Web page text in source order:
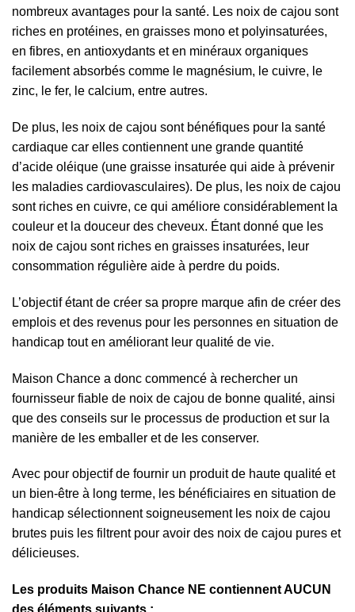
nombreux avantages pour la santé. Les noix de cajou sont
riches en protéines, en graisses mono et polyinsaturées,
en fibres, en antioxydants et en minéraux organiques
facilement absorbés comme le magnésium, le cuivre, le
zinc, le fer, le calcium, entre autres.
De plus, les noix de cajou sont bénéfiques pour la santé
cardiaque car elles contiennent une grande quantité
d’acide oléique (une graisse insaturée qui aide à prévenir
les maladies cardiovasculaires). De plus, les noix de cajou
sont riches en cuivre, ce qui améliore considérablement la
couleur et la douceur des cheveux. Étant donné que les
noix de cajou sont riches en graisses insaturées, leur
consommation régulière aide à perdre du poids.
L’objectif étant de créer sa propre marque afin de créer des
emplois et des revenus pour les personnes en situation de
handicap tout en améliorant leur qualité de vie.
Maison Chance a donc commencé à rechercher un
fournisseur fiable de noix de cajou de bonne qualité, ainsi
que des conseils sur le processus de production et sur la
manière de les emballer et de les conserver.
Avec pour objectif de fournir un produit de haute qualité et
un bien-être à long terme, les bénéficiaires en situation de
handicap sélectionnent soigneusement les noix de cajou
brutes puis les filtrent pour avoir des noix de cajou pures et
délicieuses.
Les produits Maison Chance NE contiennent AUCUN